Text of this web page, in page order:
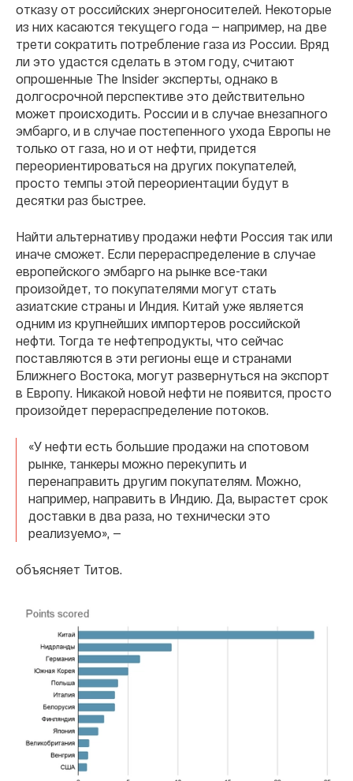
отказу от российских энергоносителей. Некоторые
из них касаются текущего года — например, на две
трети сократить потребление газа из России. Вряд
ли это удастся сделать в этом году, считают
опрошенные The Insider эксперты, однако в
долгосрочной перспективе это действительно
может происходить. России и в случае внезапного
эмбарго, и в случае постепенного ухода Европы не
только от газа, но и от нефти, придется
переориентироваться на других покупателей,
просто темпы этой переориентации будут в
десятки раз быстрее.
Найти альтернативу продажи нефти Россия так или
иначе сможет. Если перераспределение в случае
европейского эмбарго на рынке все-таки
произойдет, то покупателями могут стать
азиатские страны и Индия. Китай уже является
одним из крупнейших импортеров российской
нефти. Тогда те нефтепродукты, что сейчас
поставляются в эти регионы еще и странами
Ближнего Востока, могут развернуться на экспорт
в Европу. Никакой новой нефти не появится, просто
произойдет перераспределение потоков.
«У нефти есть большие продажи на спотовом
рынке, танкеры можно перекупить и
перенаправить другим покупателям. Можно,
например, направить в Индию. Да, вырастет срок
доставки в два раза, но технически это
реализуемо», —
объясняет Титов.